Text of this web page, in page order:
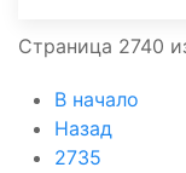
Страница 2740
В начало
Назад
2735